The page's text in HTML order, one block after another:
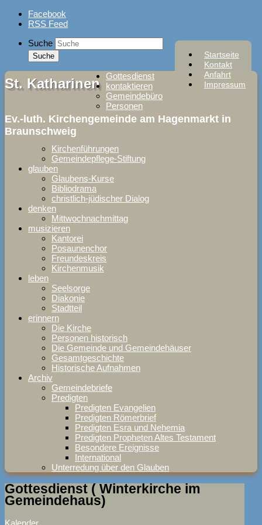
Skip
Facebook
RSS Feed
Startseite
Kontakt
Anfahrt
Impressum
Suche
St. Katharinen
Ev.-luth. Kirchengemeinde am Hagenmarkt in
Braunschweig
Gottesdienst
kontaktieren
Gemeindebüro
Personen
Kirchenführungen
Gemeindepflege-Stiftung
glauben
Glaubens-Kurse
Bibliodrama
christlich-jüdischer Dialog
denken
Mittwochnachmittag
musizieren
Kantorei
Posaunenchor
Freundeskreis
Kirchenmusik
leben
Seelsorge
Diakonie
Stadtteil
erinnern
Die Kirche
Personen historisch
Die Gemeinde und Gemeindehäuser
Gesamtgeschichte
Historische Aufnahmen
Archiv
Gemeindebriefe
Predigten
Predigten Evangelien
Predigten Römerbrief
Predigten Esra und Nehemia
Predigten Propheten Altes Testament
Besondere Ereignisse
International
Unterredung über den Glauben
Gottesdienst ( Winterkirche im
Gemeindehaus)